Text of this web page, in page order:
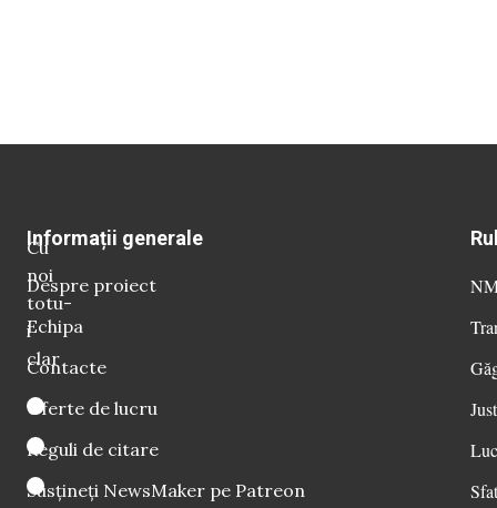
Cu
noi
totu-
i
clar
Informații generale
Despre proiect
Echipa
Contacte
Oferte de lucru
Reguli de citare
Susțineți NewsMaker pe Patreon